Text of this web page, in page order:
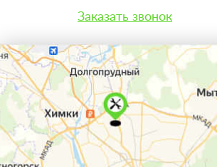
Заказать звонок